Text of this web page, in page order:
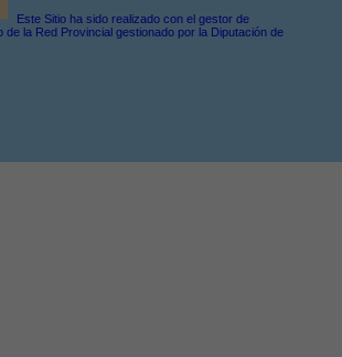
Este Sitio ha sido realizado con el gestor de
de la Red Provincial gestionado por la Diputación de